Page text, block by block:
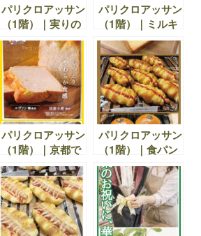
パリクロアッサン
（1階）｜実りの
秋からの贈り物
パリクロアッサン
（1階）｜ミルキ
ーロールやなめら
かクリーム、バタ
ークロワッサンな
ど人気です
パリクロアッサン
（1階）｜京都で
おいしい食パンを
お探しなら！パリ
クロアッサンの一
押し食パン！ホテ
ル食パン「ジャパ
パリクロアッサン
（1階）｜食パン
をはじめ、デニッ
シュ、ペストリ
ー、 各種調理パ
ンやサンドイッ
チ、フランスパン